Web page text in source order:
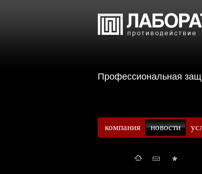
Профессиональная
компания новости